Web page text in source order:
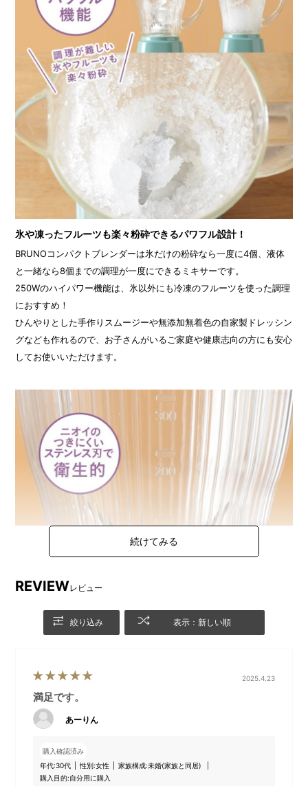
氷や凍ったフルーツも楽々粉砕できるパワフル設計！
BRUNOコンパクトブレンダーは氷だけの粉砕なら一度に4個、液体
と一緒なら8個までの調理が一度にできるミキサーです。
250Wのハイパワー機能は、氷以外にも冷凍のフルーツを使った調理
におすすめ！
ひんやりとした手作りスムージーや無添加無着色の自家製ドレッシン
グなども作れるので、お子さんがいるご家庭や健康志向の方にも安心
してお使いいただけます。
ニオイのつきにくいステンレス刃仕様
ニオイのつきにくいステンレス刃だから食材も選ばず、お手入れも簡
単！ 毎朝のおいしい1杯を愉しくつづけられます。
POINT 2 たっぷり2人分！レトロなガラス風ジャー
REVIEWレビュー
絞り込み 表示：新しい順
2025.4.23
満足です。
あーりん
購入確認済み
年代:30代 性別:女性 家族構成:未婚(家族と同居)
購入目的:自分用に購入